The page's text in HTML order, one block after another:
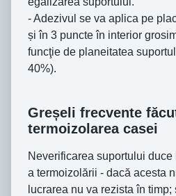
- Adezivul se va aplica pe
și în 3 puncte în interior
funcţie de planeitatea
40%).
Greșeli frecvente
termoizolarea casei
Neverificarea suportului
a termoizolării - dacă acesta
lucrarea nu va rezista în